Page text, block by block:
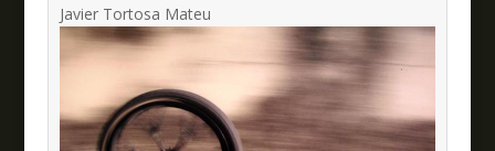
Javier Tortosa Mateu